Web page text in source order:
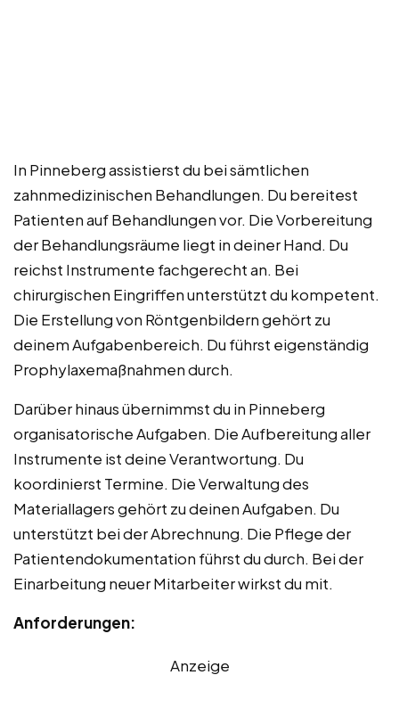
In Pinneberg assistierst du bei sämtlichen
zahnmedizinischen Behandlungen. Du bereitest
Patienten auf Behandlungen vor. Die Vorbereitung
der Behandlungsräume liegt in deiner Hand. Du
reichst Instrumente fachgerecht an. Bei
chirurgischen Eingriffen unterstützt du kompetent.
Die Erstellung von Röntgenbildern gehört zu
deinem Aufgabenbereich. Du führst eigenständig
Prophylaxemaßnahmen durch.
Darüber hinaus übernimmst du in Pinneberg
organisatorische Aufgaben. Die Aufbereitung aller
Instrumente ist deine Verantwortung. Du
koordinierst Termine. Die Verwaltung des
Materiallagers gehört zu deinen Aufgaben. Du
unterstützt bei der Abrechnung. Die Pflege der
Patientendokumentation führst du durch. Bei der
Einarbeitung neuer Mitarbeiter wirkst du mit.
Anforderungen:
Anzeige